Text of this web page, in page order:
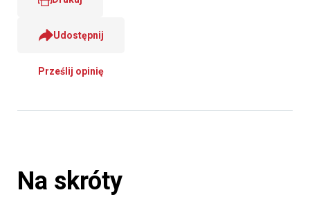
Udostępnij
Prześlij opinię
Na skróty